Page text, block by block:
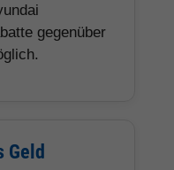
gegenüber